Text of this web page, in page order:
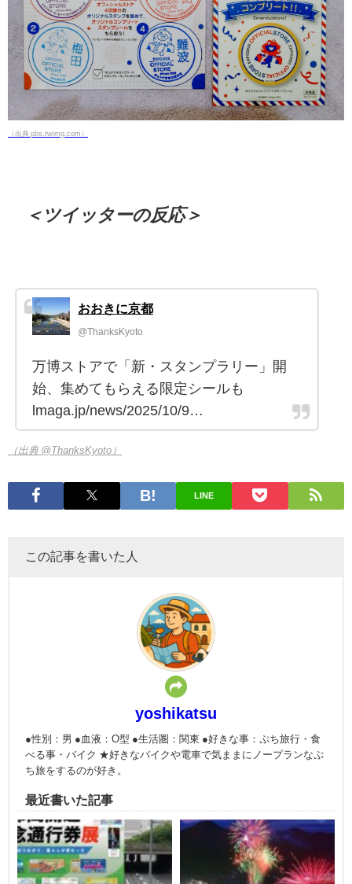
（出典 pbs.twimg.com）
＜ツイッターの反応＞
おおきに京都
@ThanksKyoto
万博ストアで「新・スタンプラリー」開
始、集めてもらえる限定シールも
lmaga.jp/news/2025/10/9…
（出典 @ThanksKyoto）
LINE
この記事を書いた人
yoshikatsu
●性別：男 ●血液：O型 ●生活圏：関東 ●好きな事：ぷち旅行・食
べる事・バイク ★好きなバイクや電車で気ままにノープランなぷ
ち旅をするのが好き。
最近書いた記事